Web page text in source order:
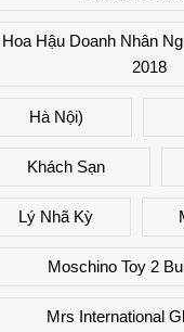
Hoa Hậu Doanh Nhân
2018
Hà Nội)
Khách Sạn
Lý Nhã Kỳ
Moschino Toy 2
Mrs International